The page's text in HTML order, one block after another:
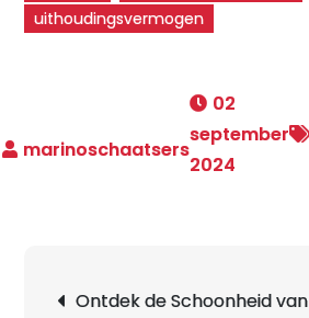
uithoudingsvermogen
02
september
2024
Ontdek de Schoonheid van